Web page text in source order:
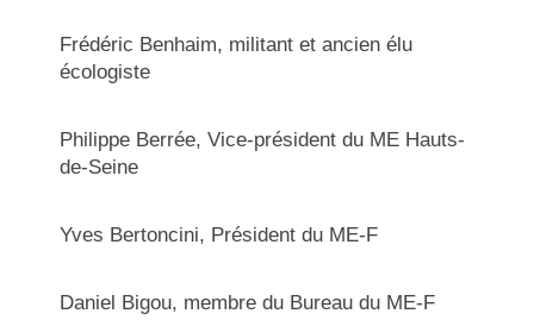
Frédéric Benhaim, militant et ancien élu
écologiste
Philippe Berrée, Vice-président du ME Hauts-
de-Seine
Yves Bertoncini, Président du ME-F
Daniel Bigou, membre du Bureau du ME-F